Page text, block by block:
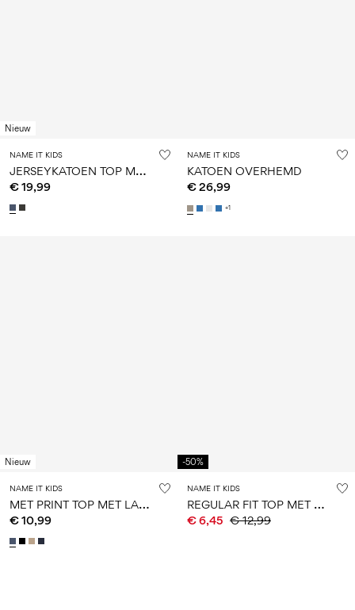
Nieuw
NAME IT KIDS
J
ERSEYKATOEN TOP MET LANGE MOUWEN
€ 19,99
NAME IT KIDS
KATOEN OVERHEMD
€ 26,99
+1
Nieuw
NAME IT KIDS
M
ET PRINT TOP MET LANGE MOUWEN
€ 10,99
-50%
NAME IT KIDS
R
EGULAR FIT TOP MET LANGE MOUWEN
€ 6,45 € 12,99